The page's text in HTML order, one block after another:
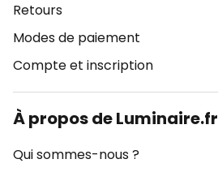
Retours
Modes de paiement
Compte et inscription
À propos de Luminaire.fr
Qui sommes-nous ?